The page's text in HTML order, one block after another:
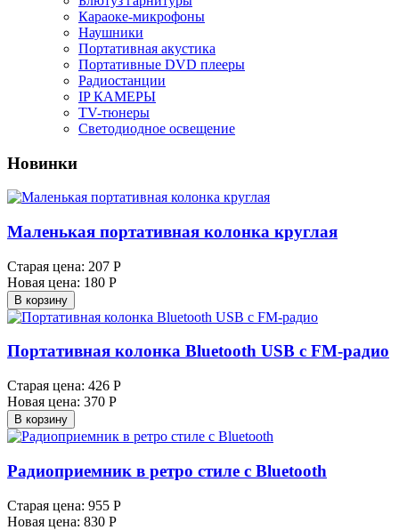
Караоке-микрофоны
Наушники
Портативная акустика
Портативные DVD плееры
Радиостанции
IP КАМЕРЫ
TV-тюнеры
Светодиодное освещение
Новинки
Маленькая портативная колонка круглая
Старая цена: 207 Р
Новая цена: 180 Р
В корзину
Портативная колонка Bluetooth USB с FM-радио
Старая цена: 426 Р
Новая цена: 370 Р
В корзину
Радиоприемник в ретро стиле с Bluetooth
Старая цена: 955 Р
Новая цена: 830 Р